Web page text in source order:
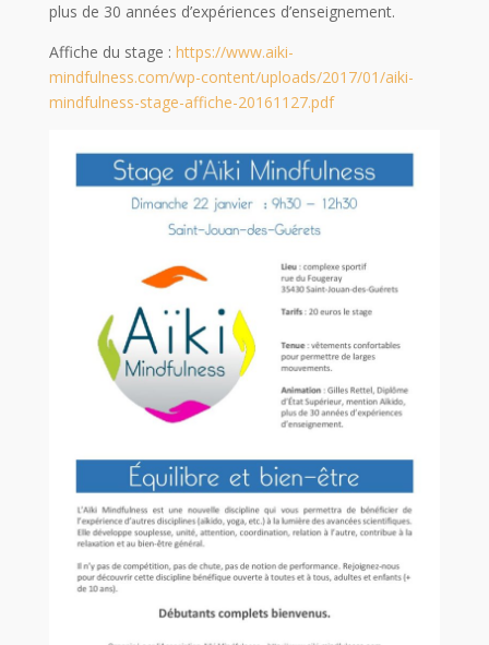
plus de 30 années d’expériences d’enseignement.
Affiche du stage : https://www.aiki-
mindfulness.com/wp-content/uploads/2017/01/aiki-
mindfulness-stage-affiche-20161127.pdf